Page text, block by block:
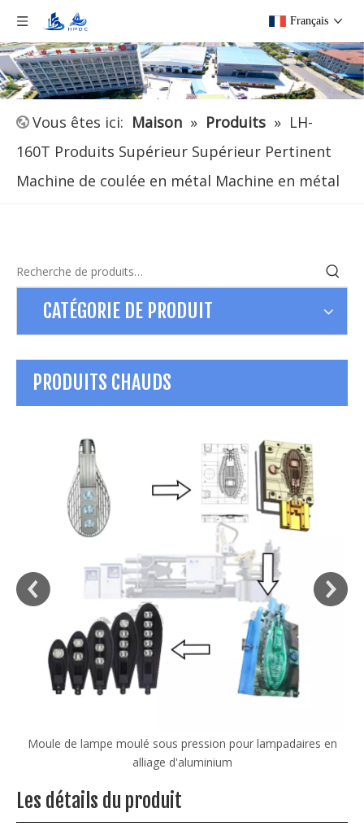
Français
Vous êtes ici: Maison » Produits » LH-
160T Produits Supérieur Supérieur Pertinent
Machine de coulée en métal Machine en métal
CATÉGORIE DE PRODUIT
PRODUITS CHAUDS
Moule de lampe moulé sous pression pour lampadaires en
alliage d'aluminium
Les détails du produit